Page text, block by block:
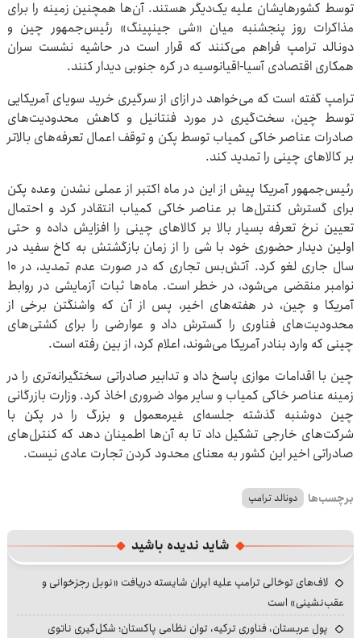
توسط کشورهایشان علیه یک‌دیگر هستند. آن‌ها همچنین زمینه را برای
مذاکرات روز پنجشنبه میان «شی جینپینگ» رئیس‌جمهور چین و
دونالد ترامپ فراهم می‌کنند که قرار است در حاشیه نشست سران
همکاری اقتصادی آسیا-اقیانوسیه در کره جنوبی دیدار کنند.
ترامپ گفته است که می‌خواهد در ازای از سرگیری خرید سویای آمریکایی
توسط چین، سخت‌گیری در مورد فنتانیل و کاهش محدودیت‌های
صادرات عناصر خاکی کمیاب توسط پکن و توقف اعمال تعرفه‌های بالاتر
بر کالاهای چینی را تمدید کند.
رئیس‌جمهور آمریکا پیش از این در ماه اکتبر از عملی نشدن وعده پکن
برای گسترش کنترل‌ها بر عناصر خاکی کمیاب انتقادر کرد و احتمال
تعیین نرخ تعرفه بسیار بالا بر کالاهای چینی را افزایش داده و حتی
اولین دیدار حضوری خود با شی را از زمان بازگشتش به کاخ سفید در
سال جاری لغو کرد. آتش‌بس تجاری که در صورت عدم تمدید، در ۱۰
نوامبر منقضی می‌شود، در خطر است. ماه‌ها ثبات آزمایشی در روابط
آمریکا و چین، در هفته‌های اخیر، پس از آن که واشنگتن برخی از
محدودیت‌های فناوری را گسترش داد و عوارضی را برای کشتی‌های
چینی که وارد بنادر آمریکا می‌شوند، اعلام کرد، از بین رفته است.
چین با اقدامات موازی پاسخ داد و تدابیر صادراتی سختگیرانه‌تری را در
زمینه عناصر خاکی کمیاب و سایر مواد ضروری اخاذ کرد. وزارت بازرگانی
چین دوشنبه گذشته جلسه‌ای غیرمعمول و بزرگ را در پکن با
شرکت‌های خارجی تشکیل داد تا به آن‌ها اطمینان دهد که کنترل‌های
صادراتی اخیر این کشور به معنای محدود کردن تجارت عادی نیست.
برچسب‌ها دونالد ترامپ
شاید ندیده باشید
لاف‌های توخالی ترامپ علیه ایران شایسته دریافت «نوبل رجزخوانی و
عقب‌نشینی» است
پول عربستان، فناوری ترکیه، توان نظامی پاکستان؛ شکل‌گیری ناتوی